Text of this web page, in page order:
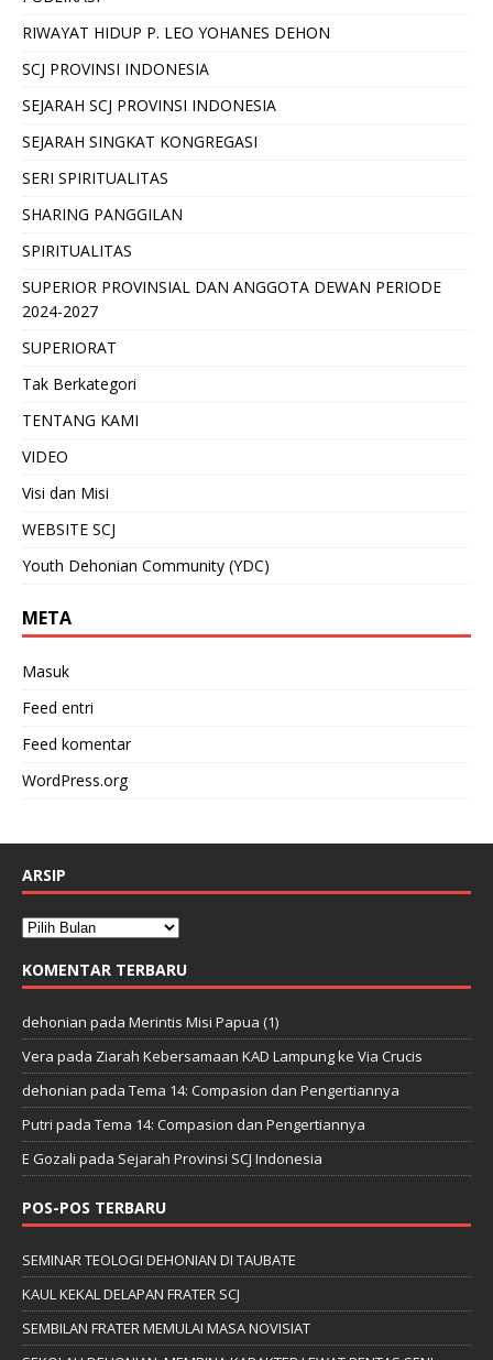
RIWAYAT HIDUP P. LEO YOHANES DEHON
SCJ PROVINSI INDONESIA
SEJARAH SCJ PROVINSI INDONESIA
SEJARAH SINGKAT KONGREGASI
SERI SPIRITUALITAS
SHARING PANGGILAN
SPIRITUALITAS
SUPERIOR PROVINSIAL DAN ANGGOTA DEWAN PERIODE
2024-2027
SUPERIORAT
Tak Berkategori
TENTANG KAMI
VIDEO
Visi dan Misi
WEBSITE SCJ
Youth Dehonian Community (YDC)
META
Masuk
Feed entri
Feed komentar
WordPress.org
ARSIP
KOMENTAR TERBARU
dehonian pada Merintis Misi Papua (1)
Vera pada Ziarah Kebersamaan KAD Lampung ke Via Crucis
dehonian pada Tema 14: Compasion dan Pengertiannya
Putri pada Tema 14: Compasion dan Pengertiannya
E Gozali pada Sejarah Provinsi SCJ Indonesia
POS-POS TERBARU
SEMINAR TEOLOGI DEHONIAN DI TAUBATE
KAUL KEKAL DELAPAN FRATER SCJ
SEMBILAN FRATER MEMULAI MASA NOVISIAT